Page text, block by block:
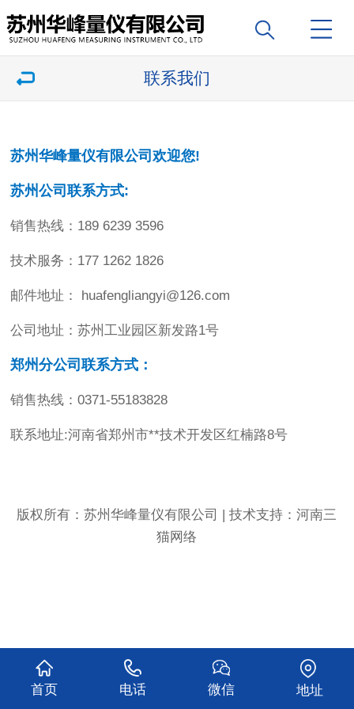
联系我们
苏州华峰量仪有限公司欢迎您!
苏州公司联系方式:
销售热线：189 6239 3596
技术服务：177 1262 1826
邮件地址： huafengliangyi@126.com
公司地址：苏州工业园区新发路1号
郑州分公司联系方式：
销售热线：0371-55183828
联系地址:河南省郑州市**技术开发区红楠路8号
版权所有：苏州华峰量仪有限公司 | 技术支持：河南三
猫网络
首页 电话 微信 地址